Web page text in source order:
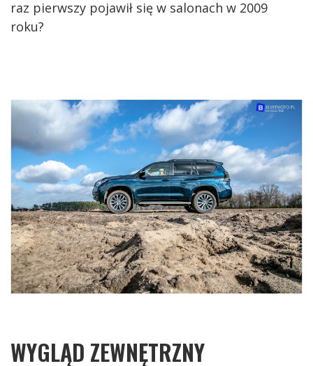
raz pierwszy pojawił się w salonach w 2009
roku?
WYGLĄD ZEWNĘTRZNY